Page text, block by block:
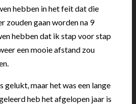
hebben in het feit dat die
zouden gaan worden na 9
hebben dat ik stap voor stap
een mooie afstand zou
maar het was een lange
heb het afgelopen jaar is